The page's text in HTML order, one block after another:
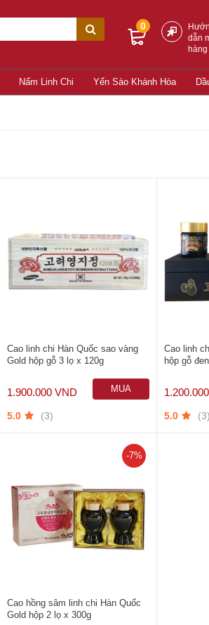
0
dẫn
hàng
Nấm Linh Chi Yến Sào Khánh Hòa
Cao linh chi Hàn Quốc sao vàng
Gold hộp gỗ 3 lọ x 120g
1.900.000 VND
MUA
5.0 (3)
Cao linh
hộp gỗ
5.0 (3)
Cao hồng sâm linh chi Hàn Quốc
Gold hộp 2 lọ x 300g
-7%